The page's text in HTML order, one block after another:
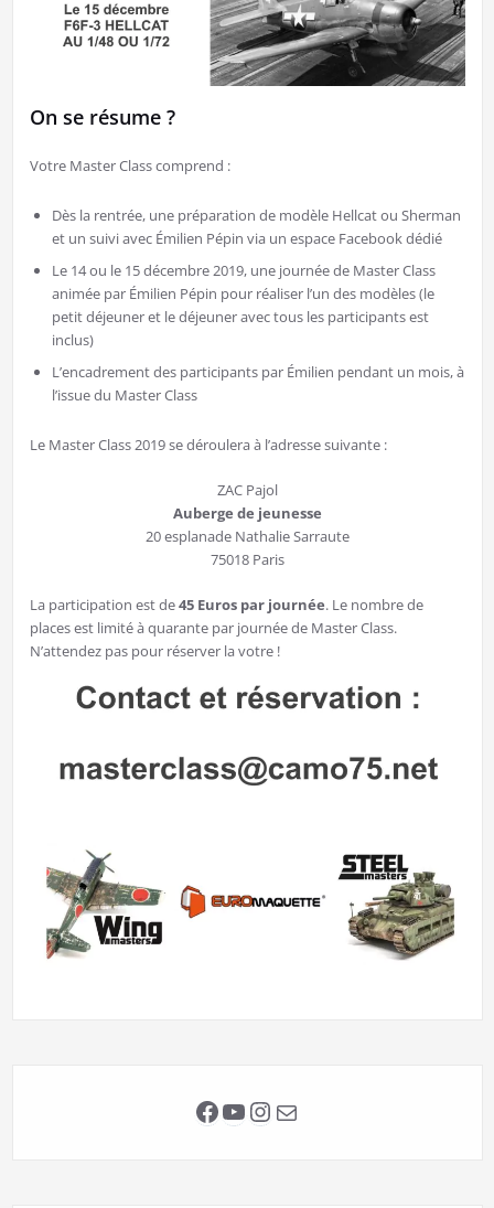
On se résume ?
Votre Master Class comprend :
Dès la rentrée, une préparation de modèle Hellcat ou Sherman
et un suivi avec Émilien Pépin via un espace Facebook dédié
Le 14 ou le 15 décembre 2019, une journée de Master Class
animée par Émilien Pépin pour réaliser l’un des modèles (le
petit déjeuner et le déjeuner avec tous les participants est
inclus)
L’encadrement des participants par Émilien pendant un mois, à
l’issue du Master Class
Le Master Class 2019 se déroulera à l’adresse suivante :
ZAC Pajol
Auberge de jeunesse
20 esplanade Nathalie Sarraute
75018 Paris
La participation est de45 Euros par journée. Le nombre de
places est limité à quarante par journée de Master Class.
N’attendez pas pour réserver la votre !
Facebook
YouTube
Instagram
E-mail